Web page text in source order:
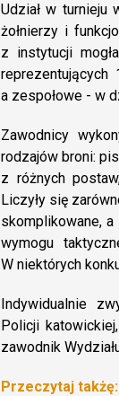
Udział w turnieju
żołnierzy i
z instytucji
a zespołowe - w
Zawodnicy
rodzajów broni:
z różnych
Liczyły się
skomplikowane,
wymogu
W niektórych
Indywidualnie
Policji
zawodnik
Przeczytaj